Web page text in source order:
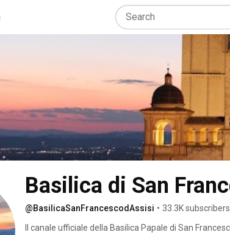
Basilica di San
@BasilicaSanFrancescodAssisi • 33.3K subscribers
Il canale ufficiale della Basilica Papale di San